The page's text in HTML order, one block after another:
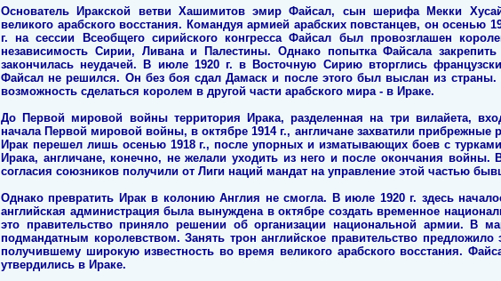
Основатель Иракской ветви Хашимитов эмир Файсал, сын шерифа Мекки
великого арабского восстания. Командуя армией арабских повстанцев, он осенью
г. на сессии Всеобщего сирийского конгресса Файсал был провозглашен
независимость Сирии, Ливана и Палестины. Однако попытка Файсала
закончилась неудачей. В июле 1920 г. в Восточную Сирию вторглись
Файсал не решился. Он без боя сдал Дамаск и после этого был выслан из
возможность сделаться королем в другой части арабского мира - в Ираке.
До Первой мировой войны территория Ирака, разделенная на три вилайета,
начала Первой мировой войны, в октябре 1914 г., англичане захватили
Ирак перешел лишь осенью 1918 г., после упорных и изматывающих боев с
Ирака, англичане, конечно, не желали уходить из него и после окончания
согласия союзников получили от Лиги наций мандат на управление этой частью
Однако превратить Ирак в колонию Англия не смогла. В июле 1920 г. здесь
английская администрация была вынуждена в октябре создать временное
это правительство приняло решении об организации национальной армии. В
подмандатным королевством. Занять трон английское правительство
получившему широкую известность во время великого арабского восстания.
утвердились в Ираке.